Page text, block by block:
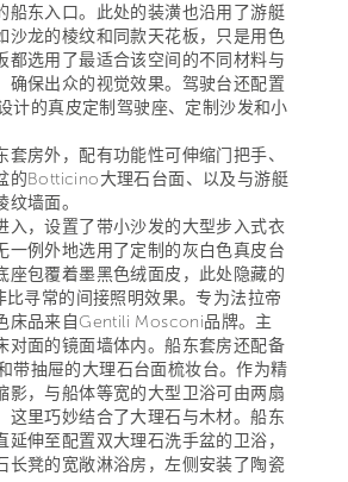
船东入口。此处的装潢也沿用了游艇
沙龙的棱纹和同款天花板，只是用色
都选用了最适合该空间的不同材料与
确保出众的视觉效果。驾驶台还配置
计的真皮定制驾驶座、定制沙发和小
套房外，配有功能性可伸缩门把手、
的Botticino大理石台面、以及与游艇
墙面。
入，设置了带小沙发的大型步入式衣
一例外地选用了定制的灰白色真皮台
座包覆着墨黑色绒面皮，此处隐藏的
比寻常的间接照明效果。专为法拉帝
床品来自Gentili Mosconi品牌。主
对面的镜面墙体内。船东套房还配备
带抽屉的大理石台面梳妆台。作为精
影，与船体等宽的大型卫浴可由两扇
这里巧妙结合了大理石与木材。船东
延伸至配置双大理石洗手盆的卫浴，
长凳的宽敞淋浴房，左侧安装了陶瓷